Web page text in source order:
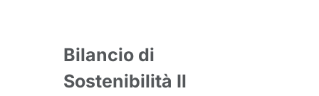
Bilancio di
Sostenibilità Il